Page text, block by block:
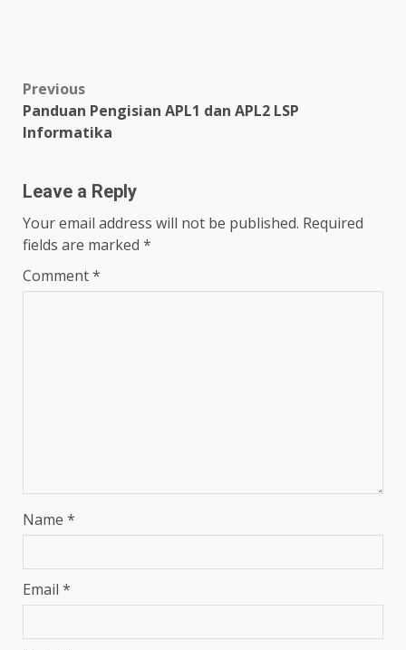
Post
navigation
Previous
Panduan Pengisian APL1 dan APL2 LSP
Informatika
Leave a Reply
Your email address will not be published. Required
fields are marked *
Comment*
Name *
Email *